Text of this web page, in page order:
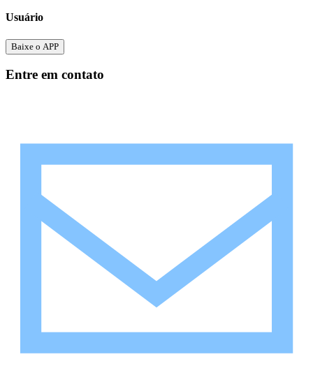
Usuário
Baixe o APP
Entre em contato